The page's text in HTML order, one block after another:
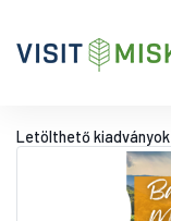
Letölthető kiadványok